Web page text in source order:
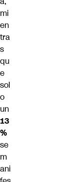
mi
en
tra
s
qu
e
sol
o
un
13
%
se
m
ani